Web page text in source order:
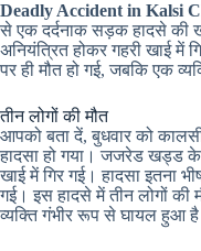
Deadly Accident in Kalsi
से एक दर्दनाक सड़क हादसे की
अनियंत्रित होकर गहरी खाई में
पर ही मौत हो गई, जबकि एक
तीन लोगों की मौत
आपको बता दें, बुधवार को
हादसा हो गया। जजरेड खड्ड के
खाई में गिर गई। हादसा इतना
गई। इस हादसे में तीन लोगों की
व्यक्ति गंभीर रूप से घायल हुआ